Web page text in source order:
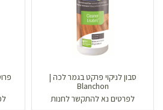
סבון לניקוי פרקט בגמר לכה |
Blanchon
לפרטים נא להתקשר לחנות